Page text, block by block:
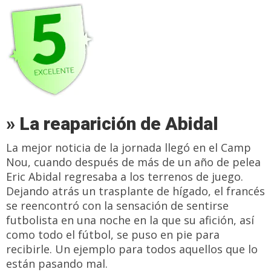
» La reaparición de Abidal
La mejor noticia de la jornada llegó en el Camp
Nou, cuando después de más de un año de pelea
Eric Abidal regresaba a los terrenos de juego.
Dejando atrás un trasplante de hígado, el francés
se reencontró con la sensación de sentirse
futbolista en una noche en la que su afición, así
como todo el fútbol, se puso en pie para
recibirle. Un ejemplo para todos aquellos que lo
están pasando mal.